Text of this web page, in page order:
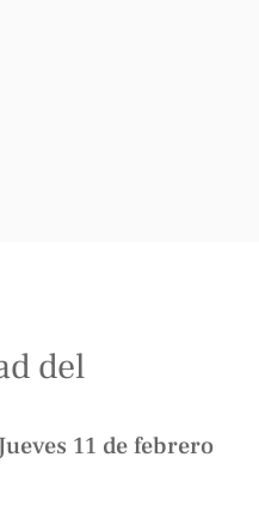
del
11 de febrero